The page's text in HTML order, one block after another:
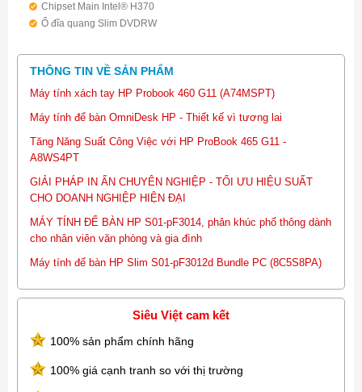
Chipset Main Intel® H370
Ổ đĩa quang Slim DVDRW
Bàn phím (USB) Keyboard & Optical Mouse
Chuột (USB) Keyboard & Optical Mouse
Đồ họa Intel UHD Graphics
Cổng kết nối USB(rear: 2 USB 3.1 , 4 USB2.0 ; 2 USB 3.1, 1 SD
card reader + Front: 1 RJ-45, 1 Serial, 1 VGA, 1 HDMI.
Kích thước 17 x 33.8 x 27,75 cm (W x H x D)
Trọng lượng 5.4 kg
Hệ điều hành FreeDos
Xuất xứ China
THÔNG TIN VỀ SẢN PHẨM
Máy tính xách tay HP Probook 460 G11 (A74MSPT)
Máy tính để bàn OmniDesk HP - Thiết kế vì tương lai
Tăng Năng Suất Công Việc với HP ProBook 465 G11 -
A8WS4PT
GIẢI PHÁP IN ẤN CHUYÊN NGHIỆP - TỐI ƯU HIỆU SUẤT
CHO DOANH NGHIỆP HIỆN ĐẠI
MÁY TÍNH ĐỂ BÀN HP S01-pF3014, phân khúc phổ thông dành
cho nhân viên văn phòng và gia đình
Máy tính để bàn HP Slim S01-pF3012d Bundle PC (8C5S8PA)
Siêu Việt cam kết
100% sản phẩm chính hãng
100% giá cạnh tranh so với thị trường